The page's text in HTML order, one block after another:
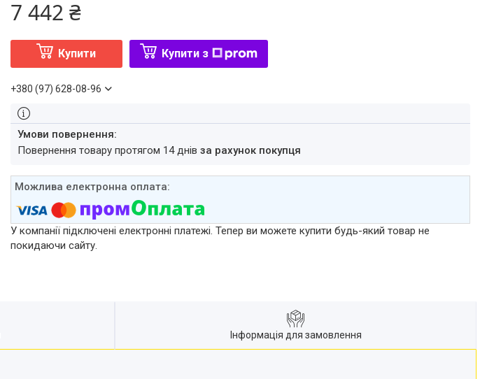
7 442 ₴
Купити Купити з
+380 (97) 628-08-96
повернення товару протягом 14 днів за рахунок покупця
У компанії підключені електронні платежі. Тепер ви можете купити будь-який товар не
покидаючи сайту.
Інформація для замовлення